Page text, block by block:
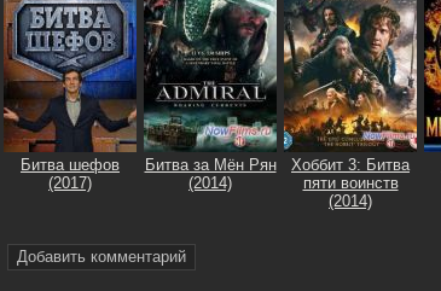
Битва шефов
(2017)
Битва за Мён Рян
(2014)
Хоббит 3: Битва
пяти воинств
(2014)
Добавить комментарий